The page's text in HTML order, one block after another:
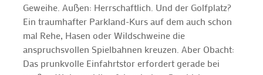
Geweihe. Außen: Herrschaftlich. Und der Golfplatz?
Ein traumhafter Parkland-Kurs auf dem auch schon
mal Rehe, Hasen oder Wildschweine die
anspruchsvollen Spielbahnen kreuzen. Aber Obacht:
Das prunkvolle Einfahrtstor erfordert gerade bei